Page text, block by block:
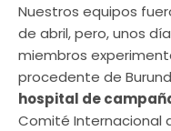
Nuestros equipos
de abril, pero, unos
miembros
procedente de
hospital de
Comité Internacional